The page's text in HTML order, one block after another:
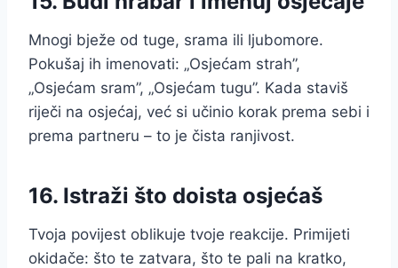
Mnogi bježe od tuge, srama ili ljubomore.
Pokušaj ih imenovati: „Osjećam strah”,
„Osjećam sram”, „Osjećam tugu”. Kada staviš
riječi na osjećaj, već si učinio korak prema sebi i
prema partneru – to je čista ranjivost.
16. Istraži što doista osjećaš
Tvoja povijest oblikuje tvoje reakcije. Primijeti
okidače: što te zatvara, što te pali na kratko,